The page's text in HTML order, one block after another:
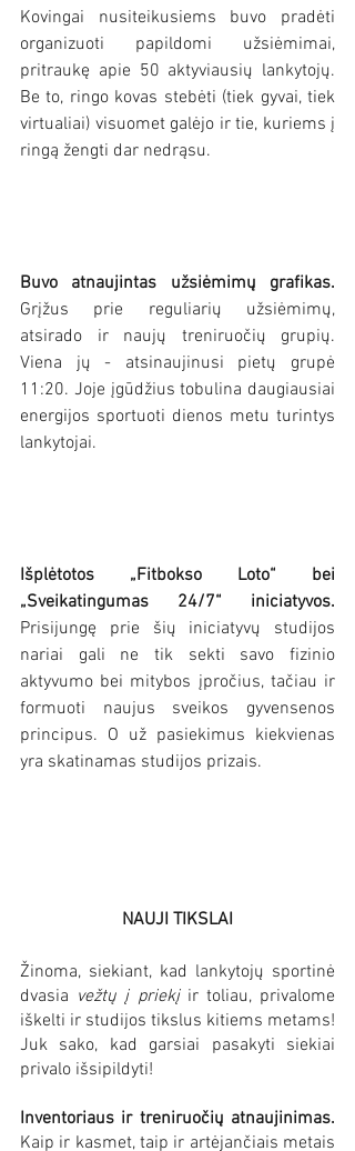
Kovingai nusiteikusiems buvo pradėti
organizuoti papildomi užsiėmimai,
pritraukę apie 50 aktyviausių lankytojų.
Be to, ringo kovas stebėti (tiek gyvai, tiek
virtualiai) visuomet galėjo ir tie, kuriems į
ringą žengti dar nedrąsu.
Grįžus prie reguliarių užsiėmimų,
atsirado ir naujų treniruočių grupių.
Viena jų - atsinaujinusi pietų grupė
11:20. Joje įgūdžius tobulina daugiausiai
energijos sportuoti dienos metu turintys
lankytojai.
Išplėtotos „Fitbokso Loto“ bei
„Sveikatingumas 24/7“ iniciatyvos.
Prisijungę prie šių iniciatyvų studijos
nariai gali ne tik sekti savo fizinio
aktyvumo bei mitybos įpročius, tačiau ir
formuoti naujus sveikos gyvensenos
principus. O už pasiekimus kiekvienas
yra skatinamas studijos prizais.
NAUJI TIKSLAI
Žinoma, siekiant, kad lankytojų sportinė
dvasia vežtų į priekį ir toliau, privalome
iškelti ir studijos tikslus kitiems metams!
Juk sako, kad garsiai pasakyti siekiai
privalo išsipildyti!
Kaip ir kasmet, taip ir artėjančiais metais